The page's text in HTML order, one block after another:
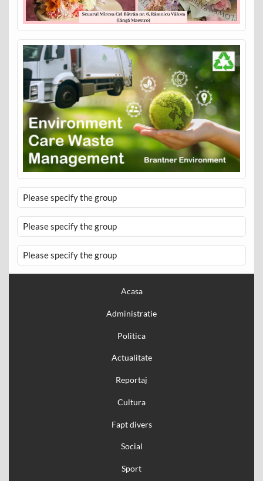
Please specify the group
Please specify the group
Please specify the group
Acasa
Administratie
Politica
Actualitate
Reportaj
Cultura
Fapt divers
Social
Sport